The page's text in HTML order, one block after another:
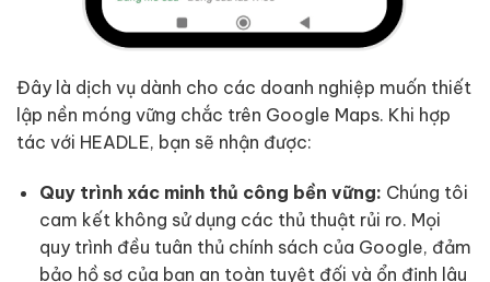
Đây là dịch vụ dành cho các doanh nghiệp muốn thiết
lập nền móng vững chắc trên Google Maps. Khi hợp
tác với HEADLE, bạn sẽ nhận được:
Quy trình xác minh thủ công bền vững: Chúng tôi
cam kết không sử dụng các thủ thuật rủi ro. Mọi
quy trình đều tuân thủ chính sách của Google, đảm
bảo hồ sơ của bạn an toàn tuyệt đối và ổn định lâu